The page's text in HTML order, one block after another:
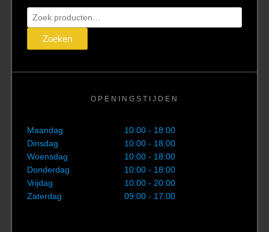
Zoeken
naar:
Zoeken
OPENINGSTIJDEN
Maandag
10:00 - 18:00
Dinsdag
10:00 - 18:00
Woensdag
10:00 - 18:00
Donderdag
10:00 - 18:00
Vrijdag
10:00 - 20:00
Zaterdag
09:00 - 17:00